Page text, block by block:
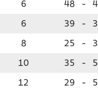
6 48 -
6 39 -
8 25 -
10 35 -
12 29 -